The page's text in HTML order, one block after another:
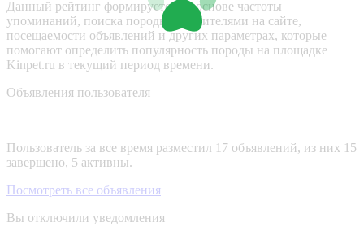
Данный рейтинг формируется на основе частоты
упоминаний, поиска породы посетителями на сайте,
посещаемости объявлений и других параметрах, которые
помогают определить популярность породы на площадке
Kinpet.ru в текущий период времени.
Объявления пользователя
Пользователь за все время разместил 17 объявлений, из них 15
завершено, 5 активны.
Посмотреть все объявления
Вы отключили уведомления